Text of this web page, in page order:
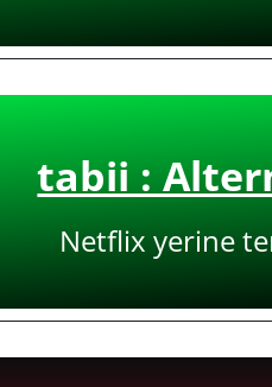
tabii :
Netflix yerine